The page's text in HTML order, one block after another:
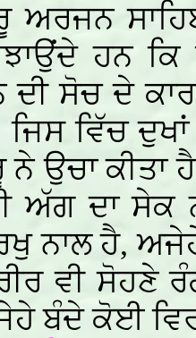
ਅਰਜਨ
ਹਨ ਕਿ
ਦੀ ਸੋਚ ਦੇ
ਵਿੱਚ
ਨੇ ਉਚਾ ਕੀਤਾ
ਅੱਗ ਦਾ ਸੇਕ
ਨਾਲ ਹੈ,
ਵੀ ਸੋਹਣੇ
ਬੰਦੇ ਕੋਈ